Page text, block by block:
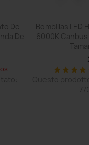
De
De

Bombillas LED
6000K
star star star star